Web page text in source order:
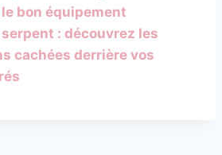
bon équipement
serpent : découvrez les
cachées derrière vos